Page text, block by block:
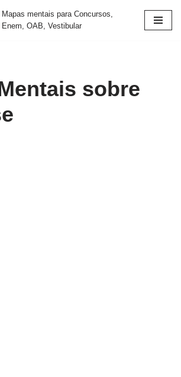
Mapas mentais para Concursos,
Enem, OAB, Vestibular
sobre